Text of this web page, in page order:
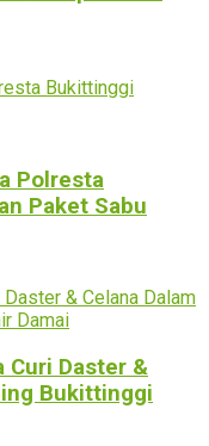
Polresta
Paket Sabu
Curi Daster &
Bukittinggi